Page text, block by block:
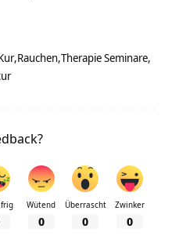
Rauchen Therapie Seminare
Wütend
0
Überrascht
0
Zwinker
0